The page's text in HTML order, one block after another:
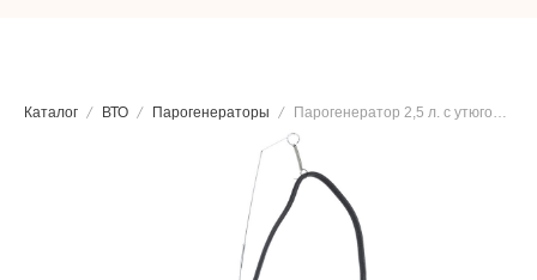
Каталог ВТО Парогенераторы Парогенератор 2,5 л. с утюгом Lelit PS326